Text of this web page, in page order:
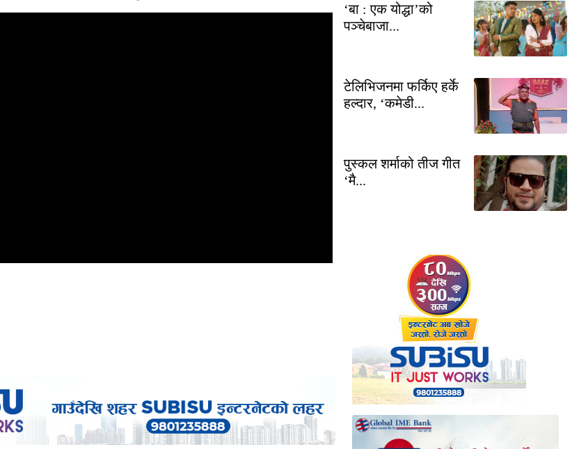
‘बा : एक योद्धा’को
पञ्चेबाजा...
टेलिभिजनमा फर्किए हर्के
हल्दार, ‘कमेडी...
पुस्कल शर्माको तीज गीत
‘मै...